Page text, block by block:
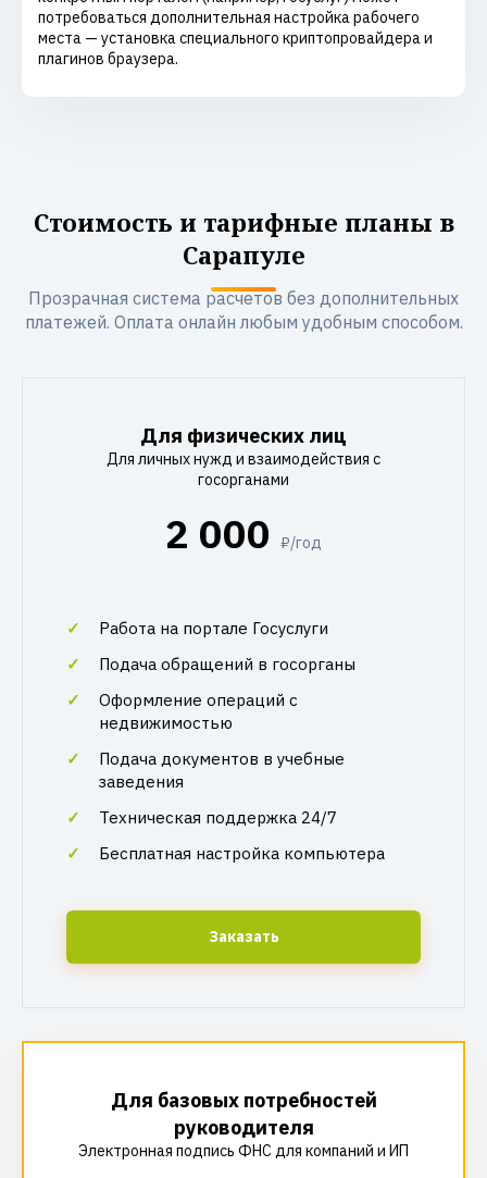
потребоваться дополнительная настройка рабочего
места — установка специального криптопровайдера и
плагинов браузера.
Стоимость и тарифные планы в
Сарапуле
Прозрачная система расчетов без дополнительных
платежей. Оплата онлайн любым удобным способом.
Для физических лиц
Для личных нужд и взаимодействия с
госорганами
2 000 ₽/год
Работа на портале Госуслуги
Подача обращений в госорганы
Оформление операций с
недвижимостью
Подача документов в учебные
заведения
Техническая поддержка 24/7
Бесплатная настройка компьютера
Заказать
Для базовых потребностей
руководителя
Электронная подпись ФНС для компаний и ИП